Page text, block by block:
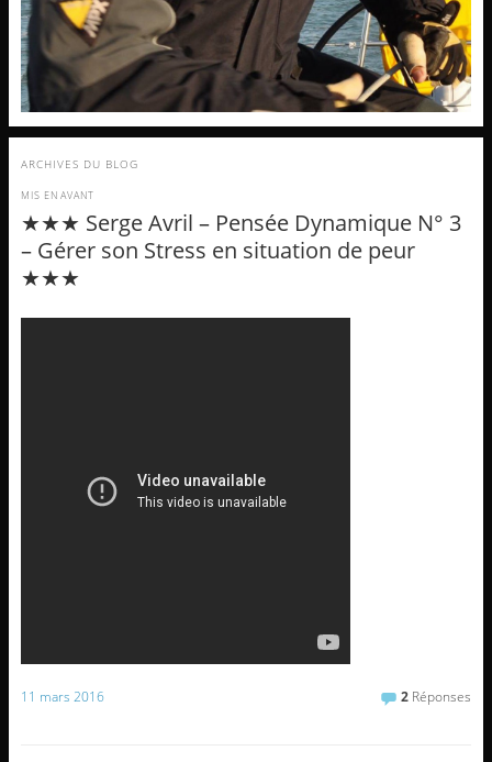
ARCHIVES DU BLOG
★★★ Serge Avril – Pensée Dynamique N° 3
– Gérer son Stress en situation de peur
★★★
MIS EN AVANT
11 mars 2016 2 Réponses